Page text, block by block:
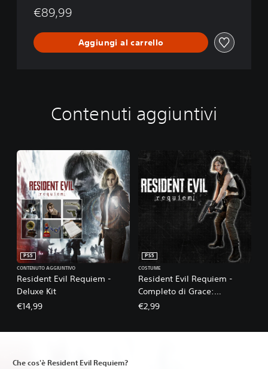
€89,99
Aggiungi al carrello
Contenuti aggiuntivi
Resident Evil Requiem -
Deluxe Kit
PS5
CONTENUTO AGGIUNTIVO
€14,99
Resident Evil Requiem -
Completo di Grace:
Apocalisse
PS5
COSTUME
€2,99
Che cos'è Resident Evil Requiem?